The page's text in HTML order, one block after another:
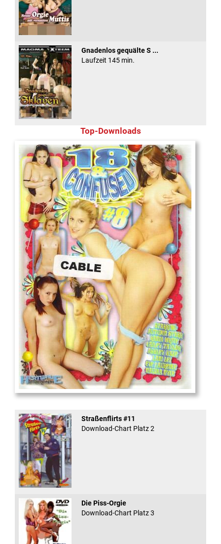
Gnadenlos gequälte S ...
Laufzeit 145 min.
Top-Downloads
And Confused #8 - ...
Straßenflirts #11
Download-Chart Platz 2
Die Piss-Orgie
Download-Chart Platz 3